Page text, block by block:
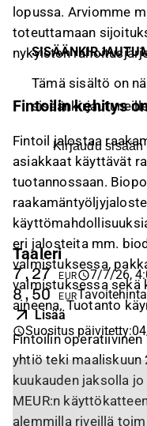
lopussa. Arviomme
toteuttamaan
nykyisten
Fintoilin kehitys
Fintoil jalostaa
asiakkaat käyttävät
tuotannossaan.
eri jalosteita mm.
valmistuksessa,
valmistuksessa sekä
aineena. Tuotanto
Fintoilin
yhtiö teki maaliskuun
kuukauden jaksolla
MEUR:n
alemmilla riveillä
Tämä sisältö on
Kirjaudu sisään
Taaleri
7,27 EUR 7/7/26,
8,50 EURTavoitehinta
Lisää
Suositus päivitetty: